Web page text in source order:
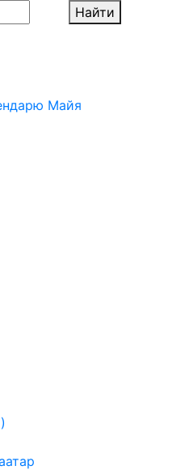
Найти
Майя